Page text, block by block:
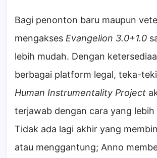
Bagi penonton baru maupun
mengakses Evangelion 3.0+1.0
lebih mudah. Dengan
berbagai platform legal, teka-
Human Instrumentality Project
terjawab dengan cara yang lebih
Tidak ada lagi akhir yang
atau menggantung; Anno